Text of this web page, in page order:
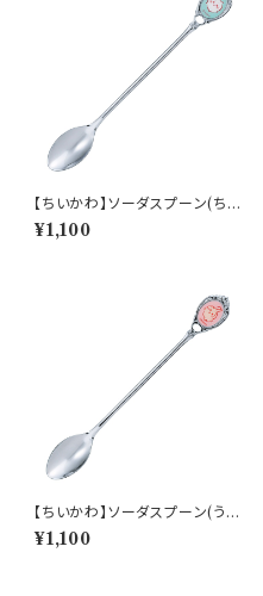
【ちいかわ】ソーダスプーン(ちい
かわ)【CKW40】CKW41-850
¥1,100
【ちいかわ】ソーダスプーン(うさ
ぎ)【CKW40】CKW43-850
¥1,100